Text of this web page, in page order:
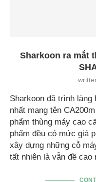
Sharkoon ra mắt
Sharkoon đã trình làng
nhất mang tên
phẩm thùng máy cao
phẩm đều có mức giá
xây dựng những cỗ
tất nhiên là vẫn đề